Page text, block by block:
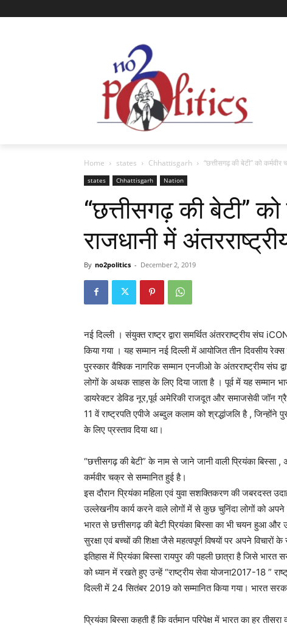
Home states Chhattisgarh “छत्तीसगढ़ की बेटी” को
states Chhattisgarh Nation
“छत्तीसगढ़ की बेटी”
राजधानी में
By no2politics - December 2, 2019
नई दिल्ली । संयुक्त राष्ट्र द्वारा समर्थित अंतरराष्ट्रीय संघ
किया गया । यह सम्मान नई दिल्ली में आयोजित तीन दिवसीय
पुरस्कार वैश्विक नागरिक सम्मान एनजीओ के अंतरराष्ट्रीय संघ
लोगों के अथक साहस के लिए दिया जाता है । पूर्व में यह सम्मान
डायरेक्टर डेविड नूर,पूर्व अमेरिकी राजदूत और समाजसेवी जॉन
11 वें राष्ट्रपति एपीजे अब्दुल कलाम को श्रद्धांजलि है ,
के लिए प्रस्ताव दिया था।
“छत्तीसगढ़ की बेटी” के नाम से जाने जानी वाली प्रियंका
कर्मवीर चक्र से सम्मानित हुई है।
इस दौरान प्रियंका महिला एवं युवा सशक्तिकरण की जबरदस्त
उल्लेखनीय कार्य करने वाले लोगों में से कुछ चुनिंदा लोगों को
भारत से छत्तीसगढ़ की बेटी प्रियंका बिस्सा का भी चयन हुआ और
सुरक्षा एवं बच्चों की शिक्षा जैसे महत्वपूर्ण विषयों पर अपने
इतिहास में प्रियंका बिस्सा रायपुर की पहली छात्रा है जिसे भारत
को ध्यान में रखते हुए उन्हें “राष्ट्रीय सेवा योजना2017-18 ”
दिल्ली में 24 सितंबर 2019 को सम्मानित किया गया। भारत
प्रियंका बिस्सा कहती हैं कि वर्तमान परिपेक्ष में भारत का हर